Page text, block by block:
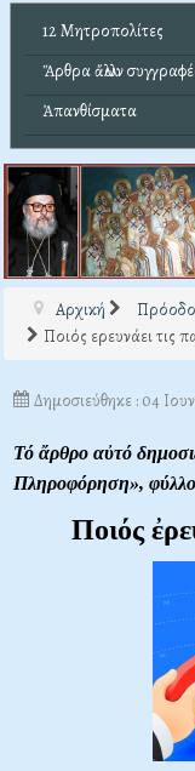
12 Μητροπολίτες
Ἄρθρα ἄλλων
Ἀπανθίσματα
Αρχική
Ποιός ερευνάει τις
Δημοσιεύθηκε : 04
Τό ἄρθρο αὐτό
Πληροφόρηση»,
Ποιός